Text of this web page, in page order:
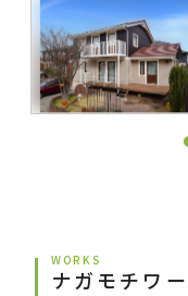
WORKS
ナガモチワ